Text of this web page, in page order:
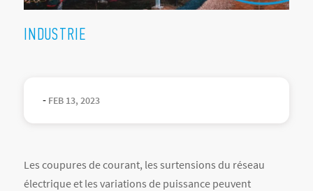
INDUSTRIE
- FEB 13, 2023
Les coupures de courant, les surtensions du réseau
électrique et les variations de puissance peuvent